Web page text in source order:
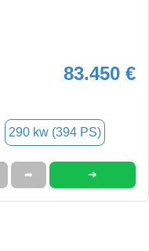
83.450 €
290 kw (394 PS)
➦ ➜